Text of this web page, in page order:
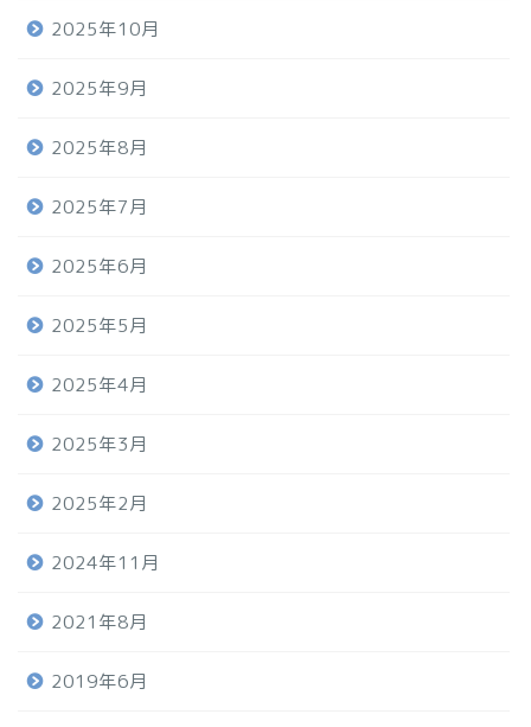
2025年10月
2025年9月
2025年8月
2025年7月
2025年6月
2025年5月
2025年4月
2025年3月
2025年2月
2024年11月
2021年8月
2019年6月